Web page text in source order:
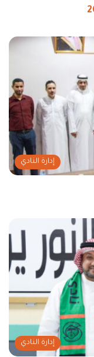
إدارة النادي
إدارة النادي